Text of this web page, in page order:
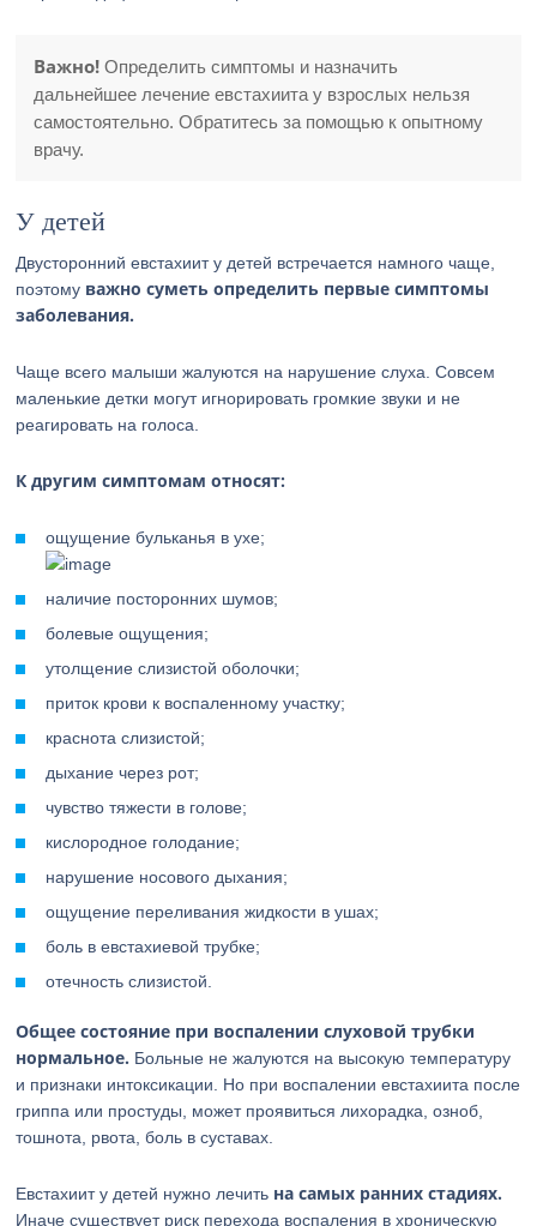
Важно! Определить симптомы и назначить
дальнейшее лечение евстахиита у взрослых нельзя
самостоятельно. Обратитесь за помощью к опытному
врачу.
У детей
Двусторонний евстахиит у детей встречается намного чаще,
поэтому важно суметь определить первые симптомы
заболевания.
Чаще всего малыши жалуются на нарушение слуха. Совсем
маленькие детки могут игнорировать громкие звуки и не
реагировать на голоса.
К другим симптомам относят:
ощущение бульканья в ухе;
наличие посторонних шумов;
болевые ощущения;
утолщение слизистой оболочки;
приток крови к воспаленному участку;
краснота слизистой;
дыхание через рот;
чувство тяжести в голове;
кислородное голодание;
нарушение носового дыхания;
ощущение переливания жидкости в ушах;
боль в евстахиевой трубке;
отечность слизистой.
Общее состояние при воспалении слуховой трубки
нормальное. Больные не жалуются на высокую температуру
и признаки интоксикации. Но при воспалении евстахиита после
гриппа или простуды, может проявиться лихорадка, озноб,
тошнота, рвота, боль в суставах.
Евстахиит у детей нужно лечить на самых ранних стадиях.
Иначе существует риск перехода воспаления в хроническую